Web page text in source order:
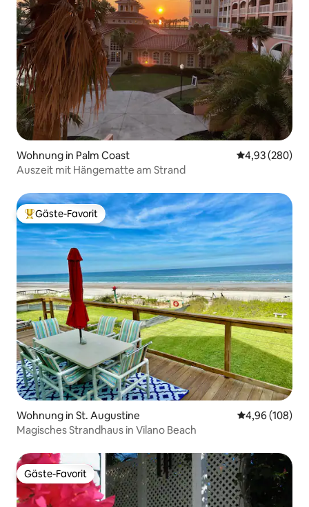
Wohnung in Palm Coast
4,93 (280)
Auszeit mit Hängematte am Strand
Beliebter Gäste-Favorit.
Gäste-Favorit
Wohnung in St. Augustine
4,96 (108)
Magisches Strandhaus in Vilano Beach
Gäste-Favorit
Gäste-Favorit